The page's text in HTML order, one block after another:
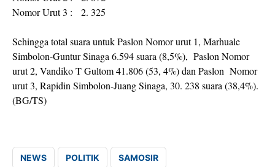
Nomor Urut 3 : 2. 325
Sehingga total suara untuk Paslon Nomor urut 1, Marhuale
Simbolon-Guntur Sinaga 6.594 suara (8,5%), Paslon Nomor
urut 2, Vandiko T Gultom 41.806 (53, 4%) dan Paslon Nomor
urut 3, Rapidin Simbolon-Juang Sinaga, 30. 238 suara (38,4%).
(BG/TS)
NEWS POLITIK SAMOSIR